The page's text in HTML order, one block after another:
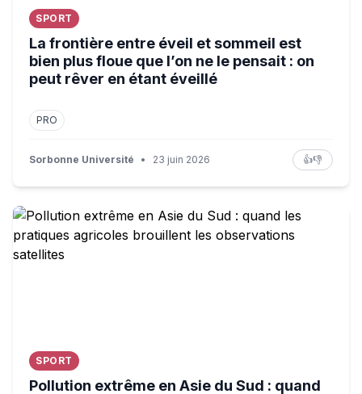
SPORT
La frontière entre éveil et sommeil est
bien plus floue que l’on ne le pensait : on
peut rêver en étant éveillé
PRO
Sorbonne Université • 23 juin 2026 👍👎
Pollution extrême en Asie du Sud : quand les pratiques
SPORT
Pollution extrême en Asie du Sud : quand